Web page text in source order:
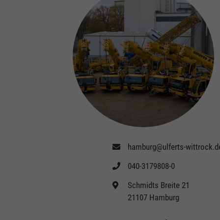
hamburg@ulferts-
040-3179808-0
Schmidts Breite 21
21107 Hamburg